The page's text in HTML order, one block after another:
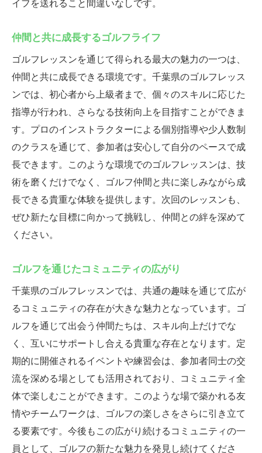
イフを送れること間違いなしです。
仲間と共に成長するゴルフライフ
ゴルフレッスンを通じて得られる最大の魅力の一つは、
仲間と共に成長できる環境です。千葉県のゴルフレッス
ンでは、初心者から上級者まで、個々のスキルに応じた
指導が行われ、さらなる技術向上を目指すことができま
す。プロのインストラクターによる個別指導や少人数制
のクラスを通じて、参加者は安心して自分のペースで成
長できます。このような環境でのゴルフレッスンは、技
術を磨くだけでなく、ゴルフ仲間と共に楽しみながら成
長できる貴重な体験を提供します。次回のレッスンも、
ぜひ新たな目標に向かって挑戦し、仲間との絆を深めて
ください。
ゴルフを通じたコミュニティの広がり
千葉県のゴルフレッスンでは、共通の趣味を通じて広が
るコミュニティの存在が大きな魅力となっています。ゴ
ルフを通じて出会う仲間たちは、スキル向上だけでな
く、互いにサポートし合える貴重な存在となります。定
期的に開催されるイベントや練習会は、参加者同士の交
流を深める場としても活用されており、コミュニティ全
体で楽しむことができます。このような場で築かれる友
情やチームワークは、ゴルフの楽しさをさらに引き立て
る要素です。今後もこの広がり続けるコミュニティの一
員として、ゴルフの新たな魅力を発見し続けてくださ